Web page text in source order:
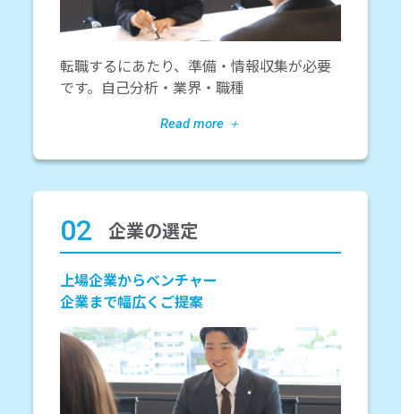
転職するにあたり、準備・情報収集が必要
です。自己分析・業界・職種
02 企業の選定
上場企業からベンチャー
企業まで幅広くご提案